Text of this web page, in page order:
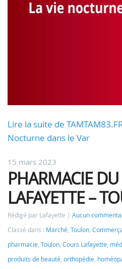
Lire la suite de
Nocturne dans le Var
15 mars 2023
PHARMACIE
LAFAYETTE –
Rédigé par Lafayette
Aucun
Classé dans : Marché, Toulon,
pharmacie, Toulon, Cours Lafayette,
produits de beauté, orthopédie,